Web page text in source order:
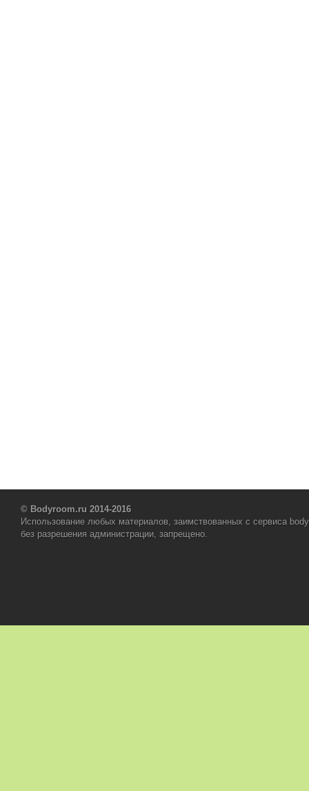
© Bodyroom.ru 2014-2016
Использование любых материалов, заимствованных с сервиса
без разрешения администрации, запрещено.